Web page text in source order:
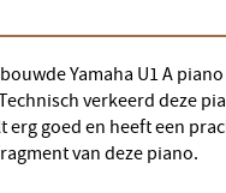
Yamaha U1 A
verkeerd deze
erg goed en heeft een
van deze piano.